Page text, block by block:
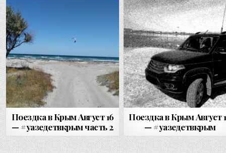
Поездка в Крым Август 16
— #уазедетвкрым часть 2
Поездка в Крым Август
— #уазедетвкрым